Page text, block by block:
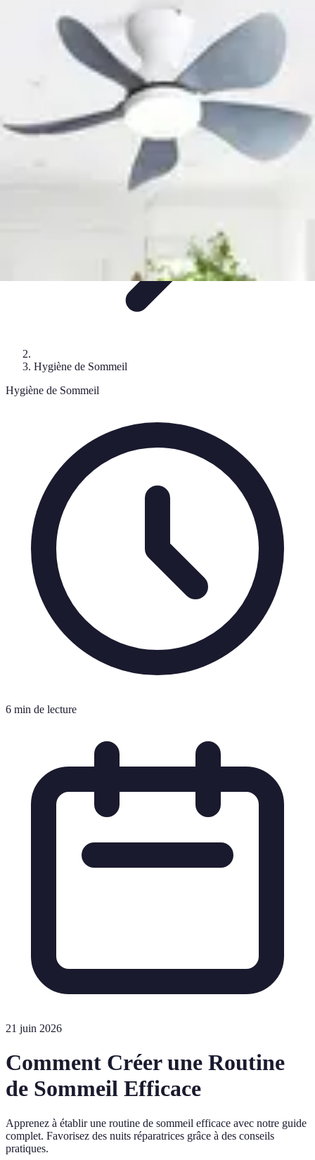
Méthodes Naturelles
Méditation et
Plantes Médicinales Comprendre l'Insomnie
Solutions Insomnie
Hygiène de Sommeil
Hygiène de Sommeil
6 min de lecture
21 juin 2026
Comment Créer une Routine
de Sommeil Efficace
Apprenez à établir une routine de sommeil efficace avec notre guide
complet. Favorisez des nuits réparatrices grâce à des conseils
pratiques.